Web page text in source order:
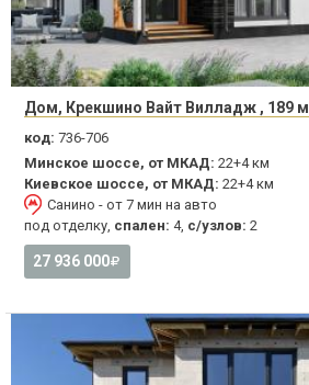
Дом, Крекшино Вайт Вилладж , 189 м
код: 736-706
Минское шоссе, от МКАД: 22+4 км
Киевское шоссе, от МКАД: 22+4 км
Санино - от 7 мин на авто
под отделку, спален: 4, с/узлов: 2
27 936 000